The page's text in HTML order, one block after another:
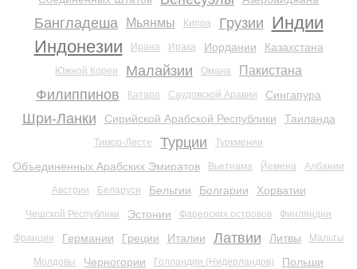
Бангладеша Мьянмы Кипра Грузии Индии
Индонезии
Ирана Ирака Иордании Казахстана
Южной Кореи Малайзии Омана Пакистана
Филиппинов Катара Саудовской Аравии Сингапура
Шри-Ланки Сирийской Арабской Республики Таиланда
Тимор-Лесте Турции Туркмении
Объединенных Арабских Эмиратов Вьетнама Йемена Албании
Австрии Беларуси Бельгии Болгарии Хорватии
Чешской Республики Эстонии Фарерских островов Финляндии
Франции Германии Греции Италии Латвии Литвы Мальты
Молдовы Черногории Голландии (Нидерландов) Польши